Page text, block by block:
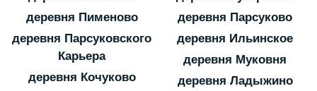
деревня Пименово
деревня Парсуковского
Карьера
деревня Кочуково
деревня Парсуково
деревня Ильинское
деревня Муковня
деревня Ладыжино